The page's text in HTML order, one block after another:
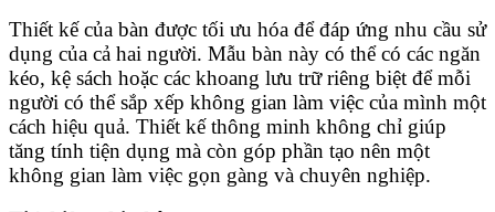
Thiết kế của bàn được tối ưu hóa để đáp ứng nhu cầu sử
dụng của cả hai người. Mẫu bàn này có thể có các ngăn
kéo, kệ sách hoặc các khoang lưu trữ riêng biệt để mỗi
người có thể sắp xếp không gian làm việc của mình một
cách hiệu quả. Thiết kế thông minh không chỉ giúp
tăng tính tiện dụng mà còn góp phần tạo nên một
không gian làm việc gọn gàng và chuyên nghiệp.